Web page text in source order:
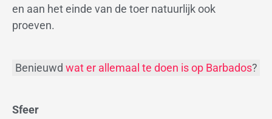
en aan het einde van de toer natuurlijk ook
proeven.
Benieuwd wat er allemaal te doen is op Barbados?
Sfeer